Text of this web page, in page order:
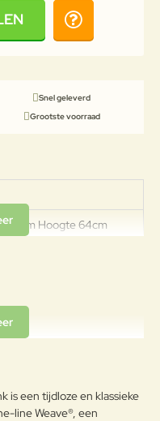
Snel geleverd
Grootste voorraad
Hoogte 64cm
Zithoogte 30cm
is een tijdloze en klassieke
line Weave®, een